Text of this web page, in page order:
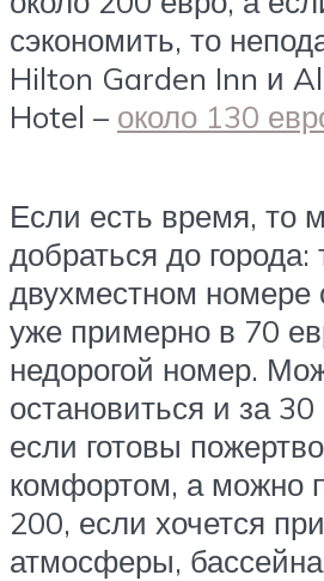
сэкономить, то
Hilton Garden Inn и
Hotel – около 130
Если есть время, то
добраться до города:
двухместном номере
уже примерно в 70
недорогой номер.
остановиться и за
если готовы
комфортом, а можно
200, если хочется
атмосферы,